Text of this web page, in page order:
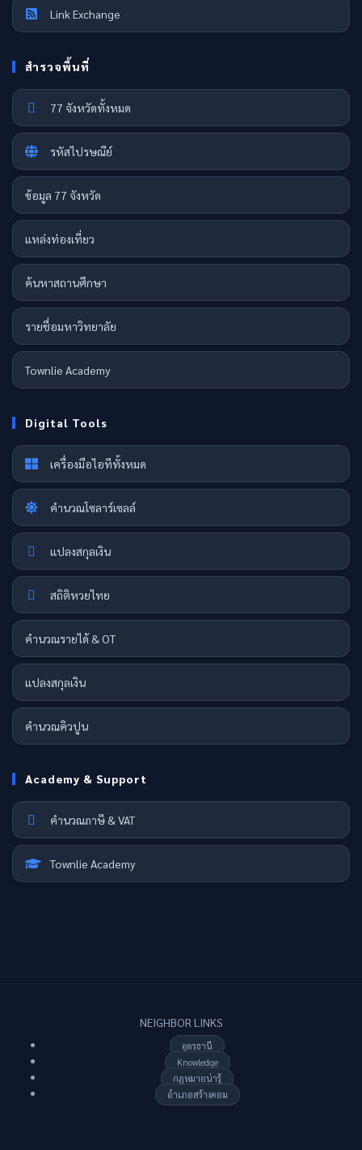
Link Exchange
สำรวจพื้นที่
77 จังหวัดทั้งหมด
รหัสไปรษณีย์
ข้อมูล 77 จังหวัด
แหล่งท่องเที่ยว
ค้นหาสถานศึกษา
รายชื่อมหาวิทยาลัย
Townlie Academy
Digital Tools
เครื่องมือไอทีทั้งหมด
คำนวณโซลาร์เซลล์
แปลงสกุลเงิน
สถิติหวยไทย
คำนวณรายได้ & OT
แปลงสกุลเงิน
คำนวณคิวปูน
Academy & Support
คำนวณภาษี & VAT
Townlie Academy
NEIGHBOR LINKS
อุดรธานี
Knowledge
กฏหมายน่ารู้
อำเภอสร้างคอม